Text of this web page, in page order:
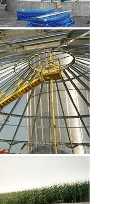
POUR AGRANDIR
POUR AGRANDIR